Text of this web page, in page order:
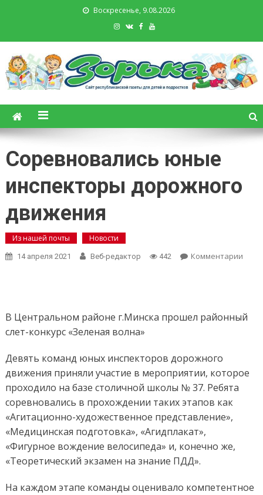
Воскресенье, 9.08.2026
Зорька. Газета для детей и
подростков
Соревновались юные
инспекторы дорожного
движения
Из нашей почты Новости
14 апреля 2021 Веб-редактор 442 Комментарииon
В Центральном районе г.Минска прошел районный
слет-конкурс «Зеленая волна»
Девять команд юных инспекторов дорожного
движения приняли участие в мероприятии, которое
проходило на базе столичной школы № 37. Ребята
соревновались в прохождении таких этапов как
«Агитационно-художественное представление»,
«Медицинская подготовка», «Агидплакат»,
«Фигурное вождение велосипеда» и, конечно же,
«Теоретический экзамен на знание ПДД».
На каждом этапе команды оценивало компетентное